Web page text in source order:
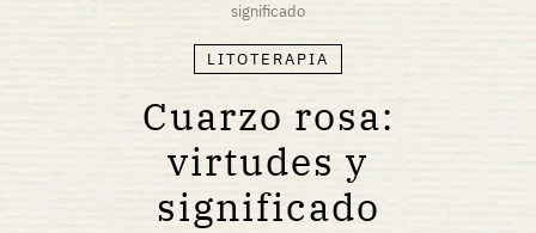
significado
LITOTERAPIA
Cuarzo rosa:
virtudes y
significado